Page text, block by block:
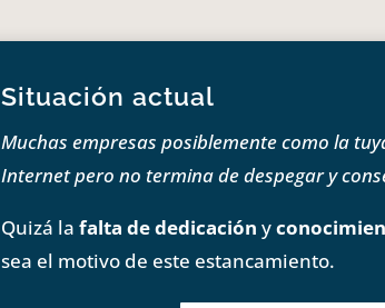
Situación actual
Muchas empresas posiblemente como la
Internet pero no termina de despegar y
Quizá lafalta de dedicación y
sea el motivo de este estancamiento.